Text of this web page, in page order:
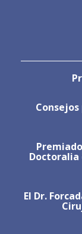
Doctoralia
El Dr.